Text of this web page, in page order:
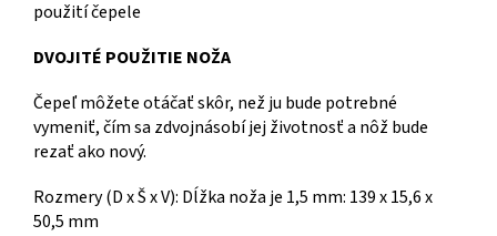
DVOJITÉ POUŽITIE NOŽA
Čepeľ môžete otáčať skôr, než ju bude potrebné
vymeniť, čím sa zdvojnásobí jej životnosť a nôž bude
rezať ako nový.
Rozmery (D x Š x V): Dĺžka noža je 1,5 mm: 139 x 15,6 x
50,5 mm